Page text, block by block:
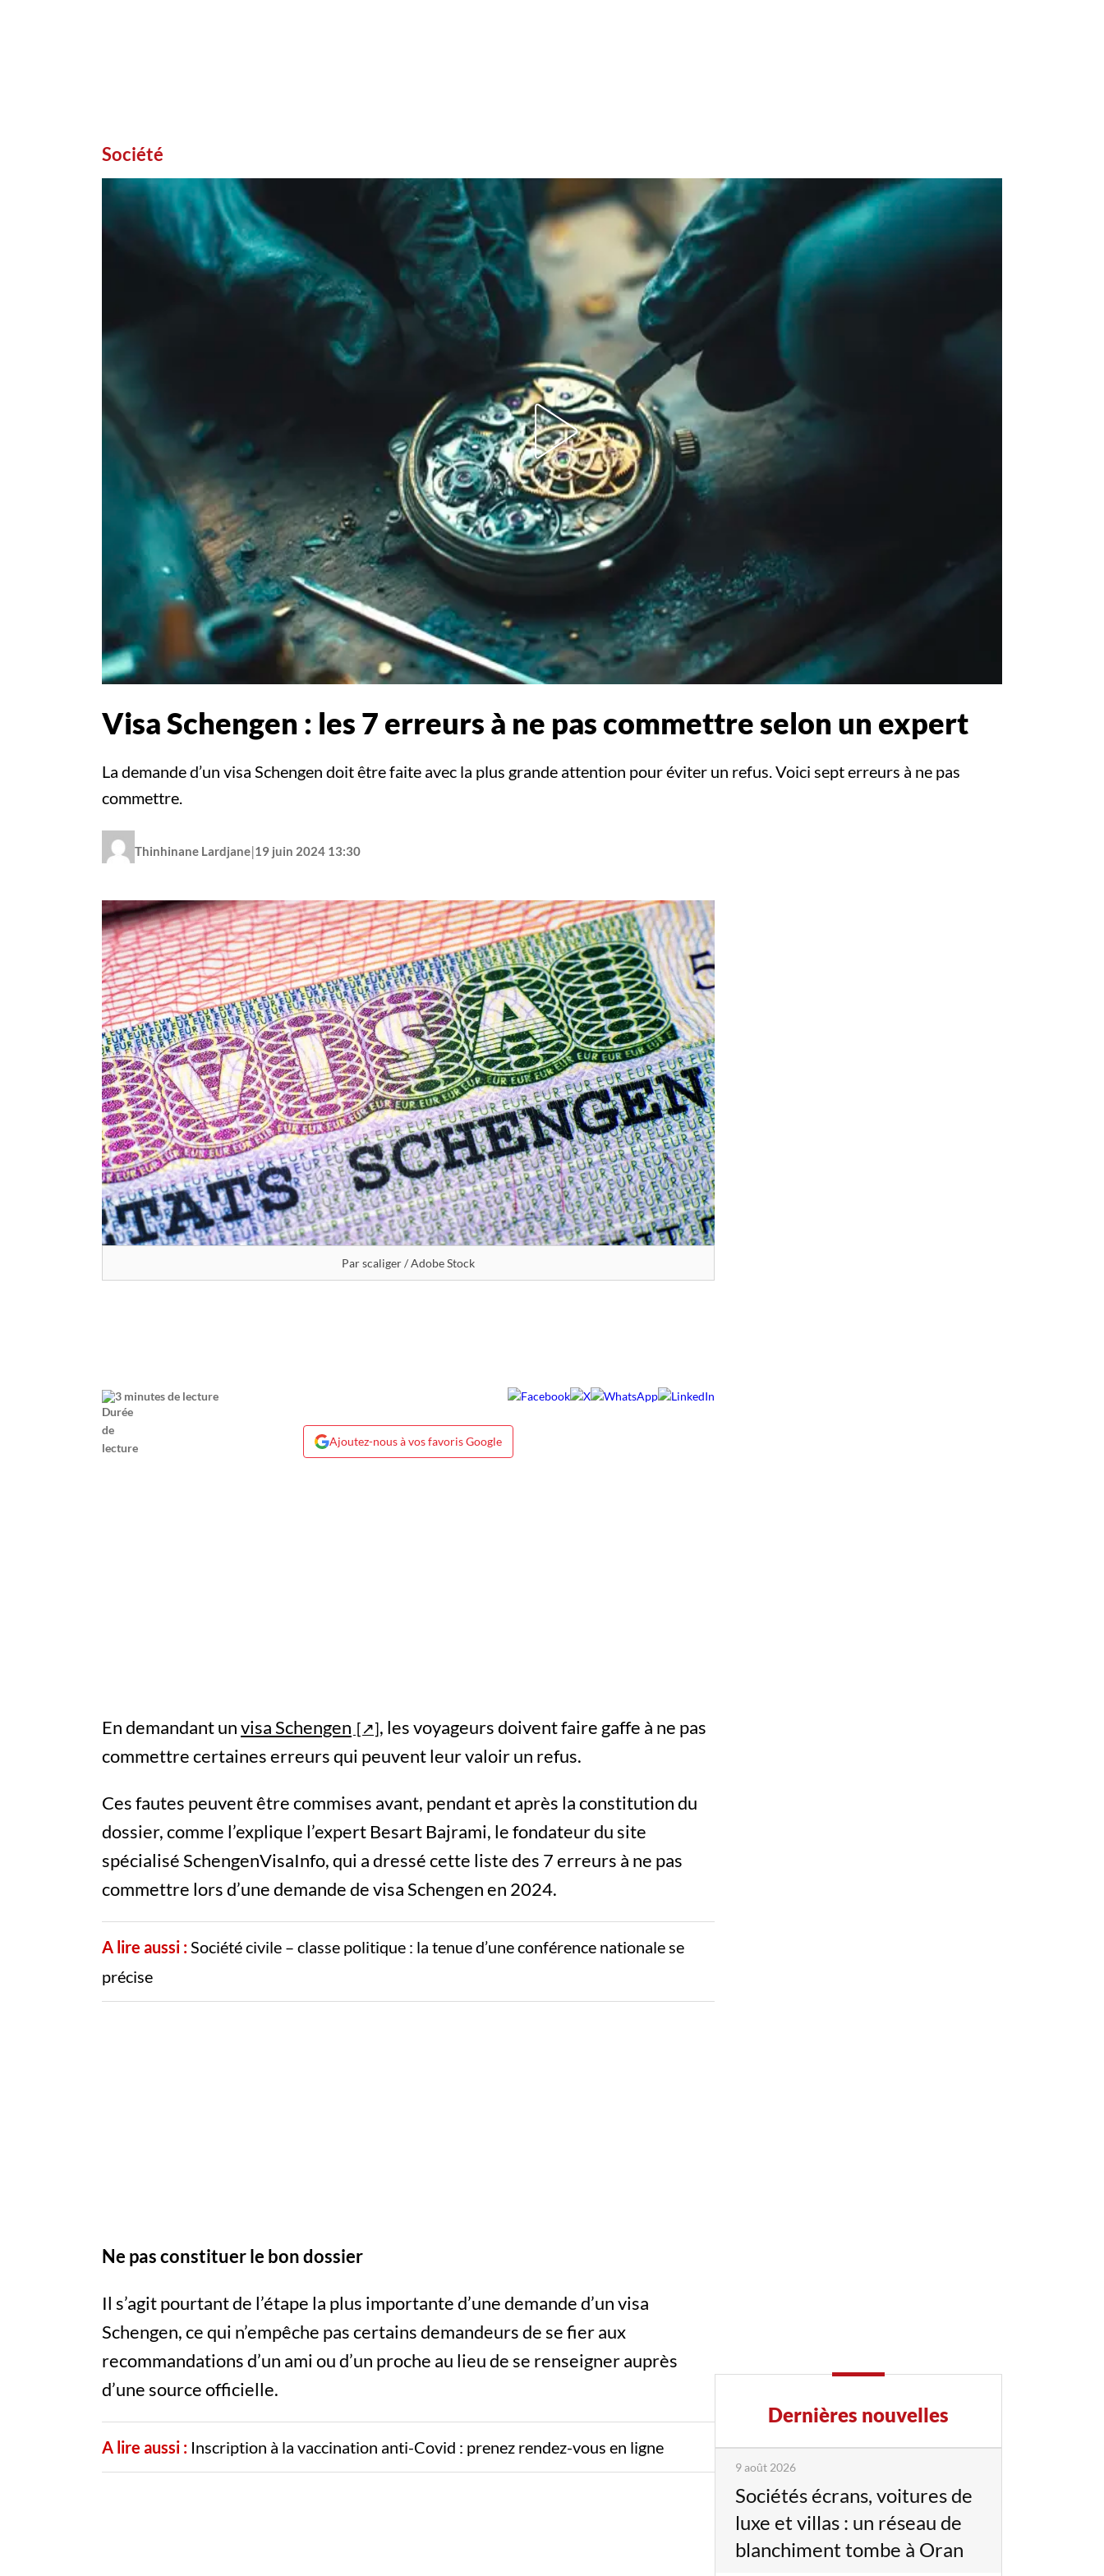
Société
Visa Schengen : les 7 erreurs à ne pas commettre selon un expert
La demande d’un visa Schengen doit être faite avec la plus grande attention pour éviter un refus. Voici sept erreurs à ne pas
commettre.
Thinhinane Lardjane|19 juin 2024 13:30
Par scaliger / Adobe Stock
3 minutes de lecture
Ajoutez-nous à vos favoris Google
En demandant unvisa Schengen
, les voyageurs doivent faire gaffe à ne pas
commettre certaines erreurs qui peuvent leur valoir un refus.
Ces fautes peuvent être commises avant, pendant et après la constitution du
dossier, comme l’explique l’expert Besart Bajrami, le fondateur du site
spécialisé SchengenVisaInfo, qui a dressé cette liste des 7 erreurs à ne pas
commettre lors d’une demande de visa Schengen en 2024.
A lire aussi : Société civile – classe politique : la tenue d’une conférence nationale se
précise
Ne pas constituer le bon dossier
Il s’agit pourtant de l’étape la plus importante d’une demande d’un visa
Schengen, ce qui n’empêche pas certains demandeurs de se fier aux
recommandations d’un ami ou d’un proche au lieu de se renseigner auprès
d’une source officielle.
A lire aussi : Inscription à la vaccination anti-Covid : prenez rendez-vous en ligne
Dernières nouvelles
9 août 2026
Sociétés écrans, voitures de
luxe et villas : un réseau de
blanchiment tombe à Oran